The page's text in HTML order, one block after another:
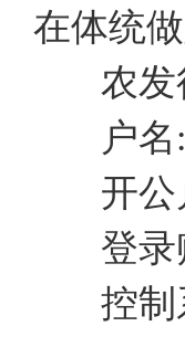
在体统
农发
户
开
登录
控制